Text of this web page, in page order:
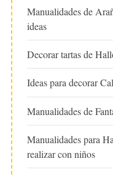
Manualidades de
ideas
Decorar tartas de
Ideas para decorar
Manualidades de
Manualidades para
realizar con niños